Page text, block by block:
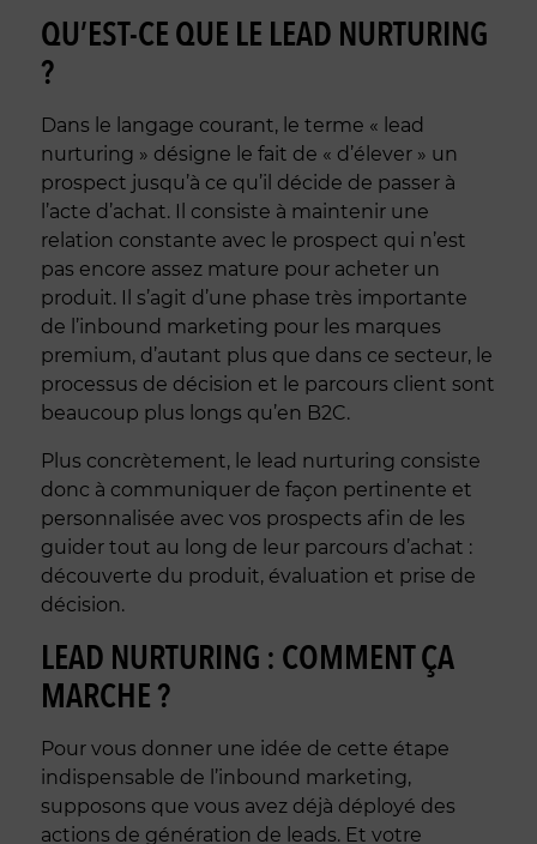
QU’EST-CE QUE LE LEAD NURTURING
?
Dans le langage courant, le terme « lead
nurturing » désigne le fait de « d’élever » un
prospect jusqu’à ce qu’il décide de passer à
l’acte d’achat. Il consiste à maintenir une
relation constante avec le prospect qui n’est
pas encore assez mature pour acheter un
produit. Il s’agit d’une phase très importante
de l’inbound marketing pour les marques
premium, d’autant plus que dans ce secteur, le
processus de décision et le parcours client sont
beaucoup plus longs qu’en B2C.
Plus concrètement, le lead nurturing consiste
donc à communiquer de façon pertinente et
personnalisée avec vos prospects afin de les
guider tout au long de leur parcours d’achat :
découverte du produit, évaluation et prise de
décision.
LEAD NURTURING : COMMENT ÇA
MARCHE ?
Pour vous donner une idée de cette étape
indispensable de l’inbound marketing,
supposons que vous avez déjà déployé des
actions de génération de leads. Et votre